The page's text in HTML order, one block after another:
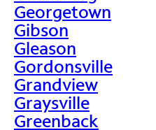
Georgetown
Gibson
Gleason
Gordonsville
Grandview
Graysville
Greenback